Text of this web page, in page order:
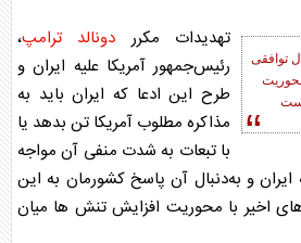
توافقی
محوریت
تهدیدات مکرر دونالد ترامپ،
رئیس‌جمهور آمریکا علیه ایران و
طرح این ادعا که ایران باید به
مذاکره مطلوب آمریکا تن بدهد یا
با تبعات به شدت منفی آن مواجه
ایران و به‌دنبال آن پاسخ کشورمان به این
اخیر با محوریت افزایش تنش ها میان